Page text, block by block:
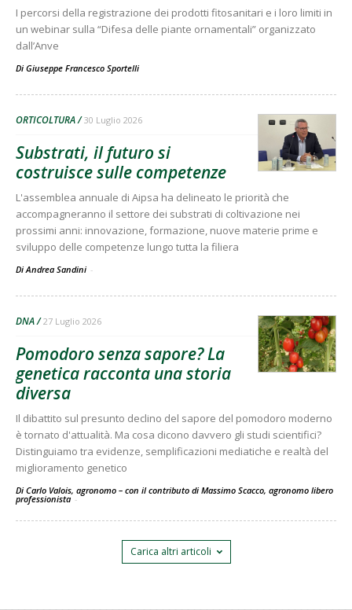
I percorsi della registrazione dei prodotti fitosanitari e i loro limiti in
un webinar sulla “Difesa delle piante ornamentali” organizzato
dall’Anve
Di Giuseppe Francesco Sportelli
ORTICOLTURA 30 Luglio 2026
Substrati, il futuro si
costruisce sulle competenze
L'assemblea annuale di Aipsa ha delineato le priorità che
accompagneranno il settore dei substrati di coltivazione nei
prossimi anni: innovazione, formazione, nuove materie prime e
sviluppo delle competenze lungo tutta la filiera
Di Andrea Sandini -
DNA 27 Luglio 2026
Pomodoro senza sapore? La
genetica racconta una storia
diversa
Il dibattito sul presunto declino del sapore del pomodoro moderno
è tornato d'attualità. Ma cosa dicono davvero gli studi scientifici?
Distinguiamo tra evidenze, semplificazioni mediatiche e realtà del
miglioramento genetico
Di Carlo Valois, agronomo – con il contributo di Massimo Scacco, agronomo libero
professionista -
Carica altri articoli